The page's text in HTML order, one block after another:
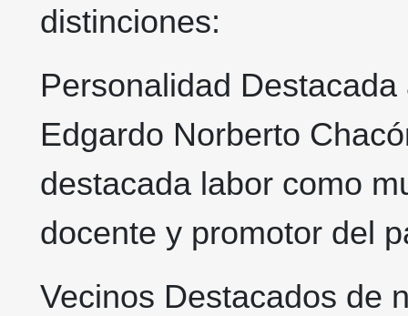
distinciones:
Personalidad
Edgardo Norberto
destacada labor como
docente y promotor del
Vecinos Destacados de